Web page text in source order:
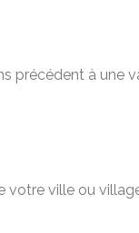
précédent à une
votre ville ou